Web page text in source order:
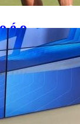
é o
Sports